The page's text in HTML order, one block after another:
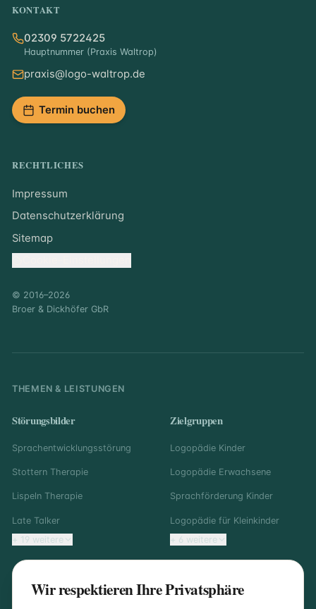
KONTAKT
02309 5722425
Hauptnummer (Praxis Waltrop)
praxis@logo-waltrop.de
Termin buchen
RECHTLICHES
Impressum
Datenschutzerklärung
Sitemap
© 2016–2026
Broer & Dickhöfer GbR
THEMEN & LEISTUNGEN
Störungsbilder
Sprachentwicklungsstörung
Stottern Therapie
Lispeln Therapie
Late Talker
+ 19 weitere
Zielgruppen
Logopädie Kinder
Logopädie Erwachsene
Sprachförderung Kinder
Logopädie für Kleinkinder
+ 6 weitere
Regionale Logopädie
Wir respektieren Ihre Privatsphäre